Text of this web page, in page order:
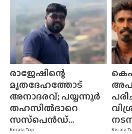
Kerala Top
രാജേഷിന്റെ
മൃതദേഹത്തോട്
അനാദരവ്; പയ്യന്നൂർ
തഹസിൽദാറെ
സസ്‌പെൻഡ്...
Kerala